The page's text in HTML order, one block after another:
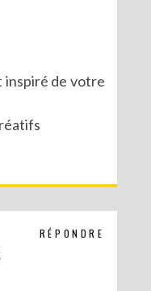
inspiré de votre
RÉPONDRE